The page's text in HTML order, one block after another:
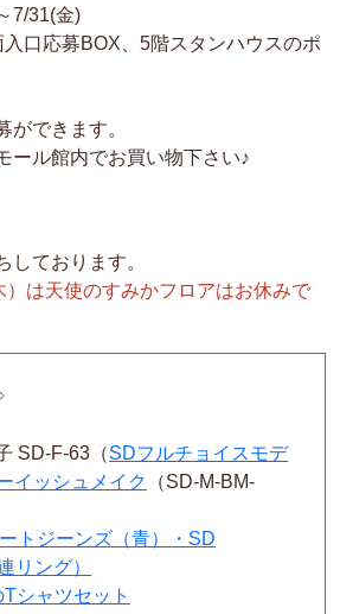
7/31(金)
入口応募BOX、5階スタンハウスのポ
ができます。
ール館内でお買い物下さい♪
しております。
は天使のすみかフロアはお休みで
SD-F-63（SDフルチョイスモデ
イッシュメイク
（SD-M-BM-
トジーンズ（青）・SD
リング）
シャツセット